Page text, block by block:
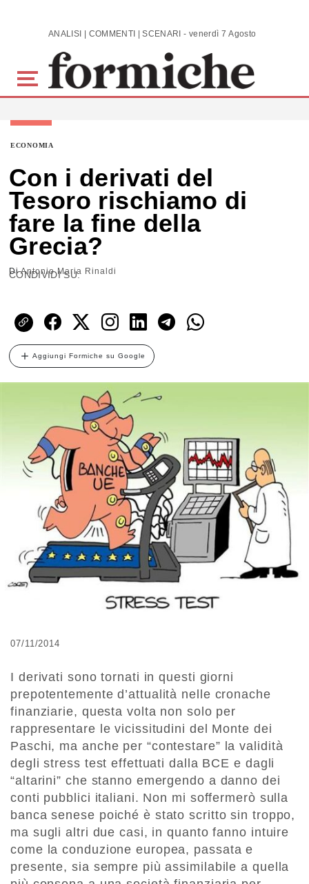
Skip to main content ANALISI | COMMENTI | SCENARI - venerdì 7 Agosto 2026
ECONOMIA
Con i derivati del
Tesoro rischiamo di
fare la fine della
Grecia?
DiAntonio Maria Rinaldi
CONDIVIDI SU:
Aggiungi Formiche su Google
07/11/2014
I derivati sono tornati in questi giorni
prepotentemente d’attualità nelle cronache
finanziarie, questa volta non solo per
rappresentare le vicissitudini del Monte dei
Paschi, ma anche per “contestare” la validità
degli stress test effettuati dalla BCE e dagli
“altarini” che stanno emergendo a danno dei
conti pubblici italiani. Non mi soffermerò sulla
banca senese poiché è stato scritto sin troppo,
ma sugli altri due casi, in quanto fanno intuire
come la conduzione europea, passata e
presente, sia sempre più assimilabile a quella